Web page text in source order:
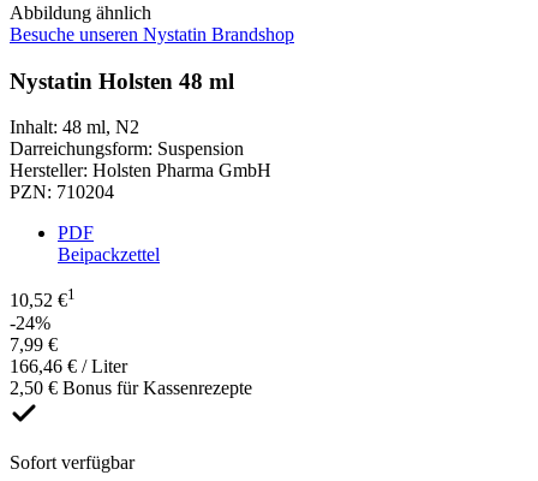
Abbildung ähnlich
Besuche unseren Nystatin Brandshop
Nystatin Holsten 48 ml
Inhalt: 48 ml, N2
Darreichungsform: Suspension
Hersteller: Holsten Pharma GmbH
PZN: 710204
PDF
Beipackzettel
10,52 €1
-24%
7,99 €
166,46 € / Liter
2,50 € Bonus für Kassenrezepte
Sofort verfügbar